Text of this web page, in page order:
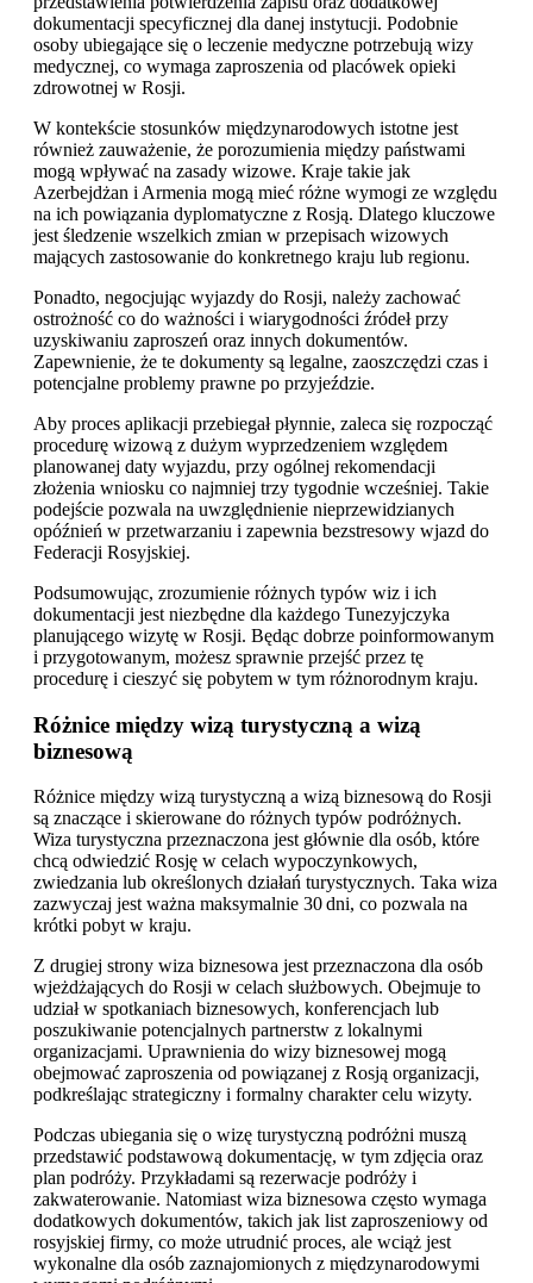
dokumentacji specyficznej dla danej instytucji. Podobnie
osoby ubiegające się o leczenie medyczne potrzebują wizy
medycznej, co wymaga zaproszenia od placówek opieki
zdrowotnej w Rosji.
W kontekście stosunków międzynarodowych istotne jest
również zauważenie, że porozumienia między państwami
mogą wpływać na zasady wizowe. Kraje takie jak
Azerbejdżan i Armenia mogą mieć różne wymogi ze względu
na ich powiązania dyplomatyczne z Rosją. Dlatego kluczowe
jest śledzenie wszelkich zmian w przepisach wizowych
mających zastosowanie do konkretnego kraju lub regionu.
Ponadto, negocjując wyjazdy do Rosji, należy zachować
ostrożność co do ważności i wiarygodności źródeł przy
uzyskiwaniu zaproszeń oraz innych dokumentów.
Zapewnienie, że te dokumenty są legalne, zaoszczędzi czas i
potencjalne problemy prawne po przyjeździe.
Aby proces aplikacji przebiegał płynnie, zaleca się rozpocząć
procedurę wizową z dużym wyprzedzeniem względem
planowanej daty wyjazdu, przy ogólnej rekomendacji
złożenia wniosku co najmniej trzy tygodnie wcześniej. Takie
podejście pozwala na uwzględnienie nieprzewidzianych
opóźnień w przetwarzaniu i zapewnia bezstresowy wjazd do
Federacji Rosyjskiej.
Podsumowując, zrozumienie różnych typów wiz i ich
dokumentacji jest niezbędne dla każdego Tunezyjczyka
planującego wizytę w Rosji. Będąc dobrze poinformowanym
i przygotowanym, możesz sprawnie przejść przez tę
procedurę i cieszyć się pobytem w tym różnorodnym kraju.
Różnice między wizą turystyczną a wizą
biznesową
Różnice między wizą turystyczną a wizą biznesową do Rosji
są znaczące i skierowane do różnych typów podróżnych.
Wiza turystyczna przeznaczona jest głównie dla osób, które
chcą odwiedzić Rosję w celach wypoczynkowych,
zwiedzania lub określonych działań turystycznych. Taka wiza
zazwyczaj jest ważna maksymalnie 30 dni, co pozwala na
krótki pobyt w kraju.
Z drugiej strony wiza biznesowa jest przeznaczona dla osób
wjeżdżających do Rosji w celach służbowych. Obejmuje to
udział w spotkaniach biznesowych, konferencjach lub
poszukiwanie potencjalnych partnerstw z lokalnymi
organizacjami. Uprawnienia do wizy biznesowej mogą
obejmować zaproszenia od powiązanej z Rosją organizacji,
podkreślając strategiczny i formalny charakter celu wizyty.
Podczas ubiegania się o wizę turystyczną podróżni muszą
przedstawić podstawową dokumentację, w tym zdjęcia oraz
plan podróży. Przykładami są rezerwacje podróży i
zakwaterowanie. Natomiast wiza biznesowa często wymaga
dodatkowych dokumentów, takich jak list zaproszeniowy od
rosyjskiej firmy, co może utrudnić proces, ale wciąż jest
wykonalne dla osób zaznajomionych z międzynarodowymi